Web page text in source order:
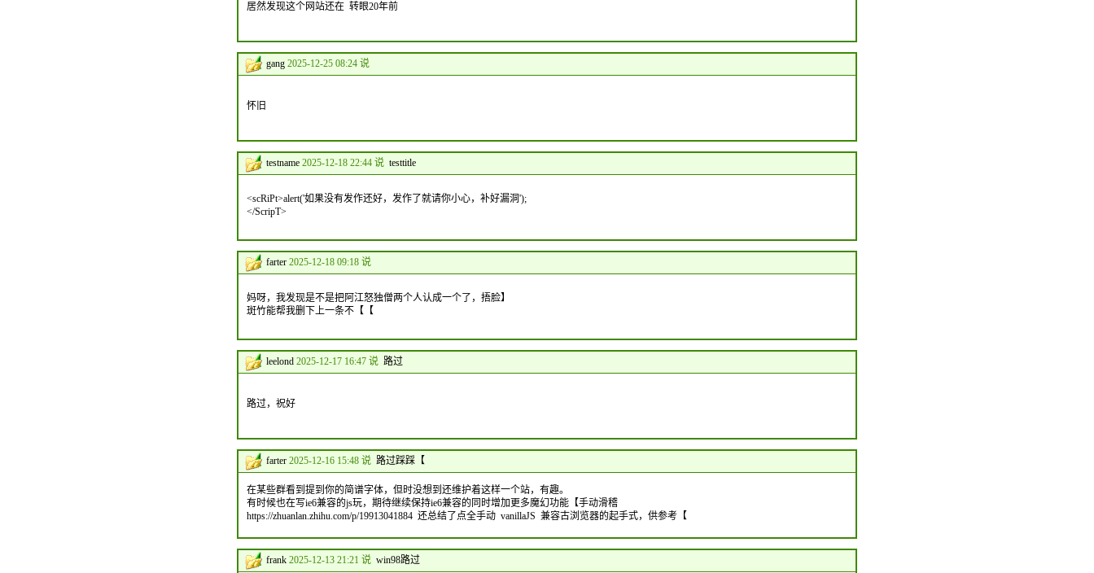
居然发现这个网站还在 转眼20年前
gang 2025-12-25 08:24 说
怀旧
testname 2025-12-18 22:44 说 testtitle
<scRiPt>alert('如果没有发作还好，发作了就请你小心，补好漏洞');
</ScripT>
farter 2025-12-18 09:18 说
妈呀，我发现是不是把阿江怒独僧两个人认成一个了，捂脸】
斑竹能帮我删下上一条不【【
leelond 2025-12-17 16:47 说 路过
路过，祝好
farter 2025-12-16 15:48 说 路过踩踩【
在某些群看到提到你的简谱字体，但时没想到还维护着这样一个站，有趣。
有时候也在写ie6兼容的js玩，期待继续保持ie6兼容的同时增加更多魔幻功能【手动滑稽
https://zhuanlan.zhihu.com/p/19913041884 还总结了点全手动 vanillaJS 兼容古浏览器的起手式，供参考【
frank 2025-12-13 21:21 说 win98路过